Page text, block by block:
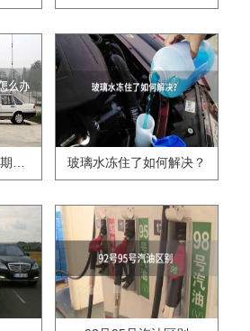
驾驶证到期没有换,逾期怎么办?? 玻璃水冻住了如何解决？